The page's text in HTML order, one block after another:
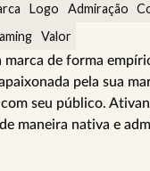
Logo Admiração
Valor
marca de forma
pela sua
seu público.
maneira nativa e